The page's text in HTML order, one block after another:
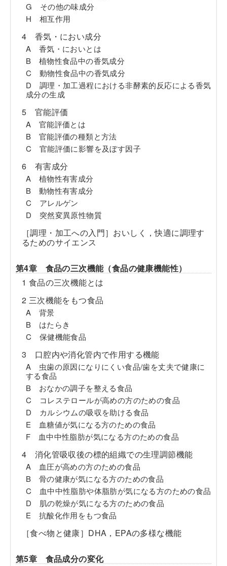
G その他の味成分
H 相互作用
4 香気・におい成分
A 香気・においとは
B 植物性食品中の香気成分
C 動物性食品中の香気成分
D 調理・加工過程における非酵素的反応による香気
成分の生成
5 官能評価
A 官能評価とは
B 官能評価の種類と方法
C 官能評価に影響を及ぼす因子
6 有害成分
A 植物性有害成分
B 動物性有害成分
C アレルゲン
D 突然変異原性物質
［調理・加工への入門］おいしく，快適に調理す
るためのサイエンス
第4章 食品の三次機能（食品の健康機能性）
1 食品の三次機能とは
2 三次機能をもつ食品
A 背景
B はたらき
C 保健機能食品
3 口腔内や消化管内で作用する機能
A 虫歯の原因になりにくい食品/歯を丈夫で健康に
する食品
B おなかの調子を整える食品
C コレステロールが高めの方のための食品
D カルシウムの吸収を助ける食品
E 血糖値が気になる方のための食品
F 血中中性脂肪が気になる方のための食品
4 消化管吸収後の標的組織での生理調節機能
A 血圧が高めの方のための食品
B 骨の健康が気になる方のための食品
C 血中中性脂肪や体脂肪が気になる方のための食品
D 肌の乾燥が気になる方のための食品
E 抗酸化作用をもつ食品
［食べ物と健康］DHA，EPAの多様な機能
第5章 食品成分の変化